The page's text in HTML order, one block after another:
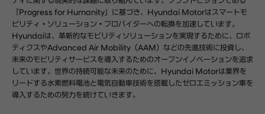
「Progress for Humanity」に基づき、Hyundai Motorはスマートモ
ビリティ・ソリューション・プロバイダーへの転換を加速しています。
Hyundaiは、革新的なモビリティソリューションを実現するために、ロボ
ティクスやAdvanced Air Mobility（AAM）などの先進技術に投資し、
未来のモビリティサービスを導入するためのオープンイノベーションを追求
しています。世界の持続可能な未来のために、Hyundai Motorは業界を
リードする水素燃料電池と電気自動車技術を搭載したゼロエミッション車を
導入するための努力を続けていきます。